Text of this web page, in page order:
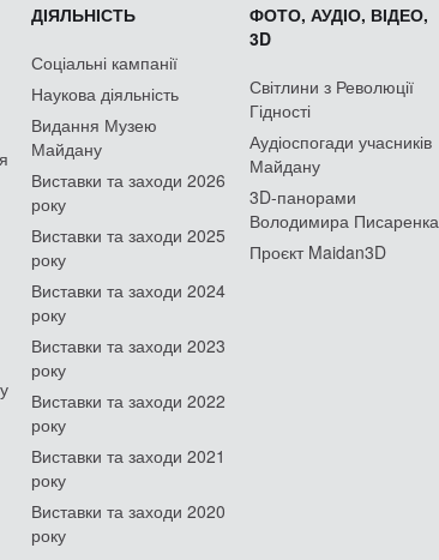
ДІЯЛЬНІСТЬ
Соціальні кампанії
Наукова діяльність
Видання Музею
Майдану
Виставки та заходи 2026
року
Виставки та заходи 2025
року
Виставки та заходи 2024
року
Виставки та заходи 2023
року
Виставки та заходи 2022
року
Виставки та заходи 2021
року
Виставки та заходи 2020
року
ФОТО, АУДІО, ВІДЕО,
3D
Світлини з Революції
Гідності
Аудіоспогади учасників
Майдану
3D-панорами
Володимира Писаренка
Проєкт Maidan3D